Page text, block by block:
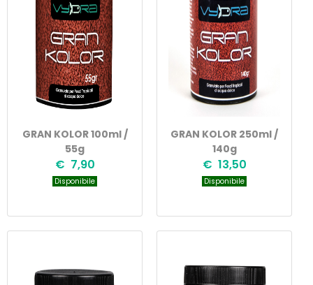
GRAN KOLOR 100ml /
55g
€ 7,90
Disponibile
GRAN KOLOR 250ml /
140g
€ 13,50
Disponibile